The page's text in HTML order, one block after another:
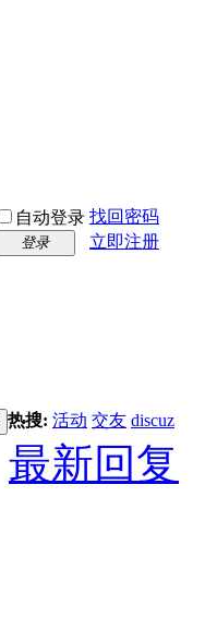
自动登录 找回密码
登录 立即注册
热搜: 活动 交友 discuz
最新回复